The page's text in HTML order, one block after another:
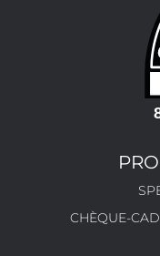
CHÈQUE-